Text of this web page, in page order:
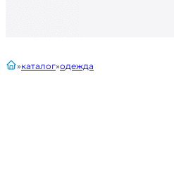
главнаякаталог одежда